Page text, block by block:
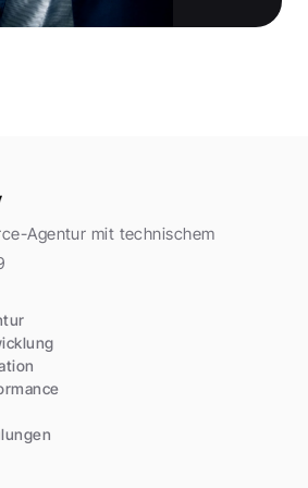
Agentur mit technischem